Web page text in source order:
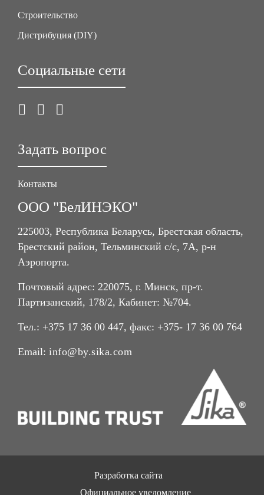
Строительство
Дистрибуция (DIY)
Социальные сети
Задать вопрос
Контакты
ООО "БелИНЭКО"
225003, Республика Беларусь, Брестская область,
Брестский район, Тельминский с/с, 7А, р-н
Аэропорта.
Почтовый адрес: 220075, г. Минск, пр-т.
Партизанский, 178/2, Кабинет: №704.
Тел.: +375 17 36 00 447, факс: +375- 17 36 00 764
Email: info@by.sika.com
Разработка сайта
Официальное уведомление